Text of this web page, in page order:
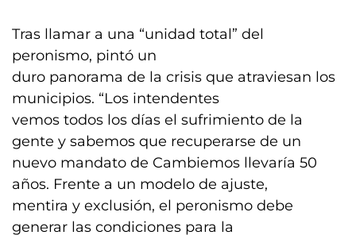
Tras llamar a una “unidad total” del
peronismo, pintó un
duro panorama de la crisis que atraviesan los
municipios. “Los intendentes
vemos todos los días el sufrimiento de la
gente y sabemos que recuperarse de un
nuevo mandato de Cambiemos llevaría 50
años. Frente a un modelo de ajuste,
mentira y exclusión, el peronismo debe
generar las condiciones para la